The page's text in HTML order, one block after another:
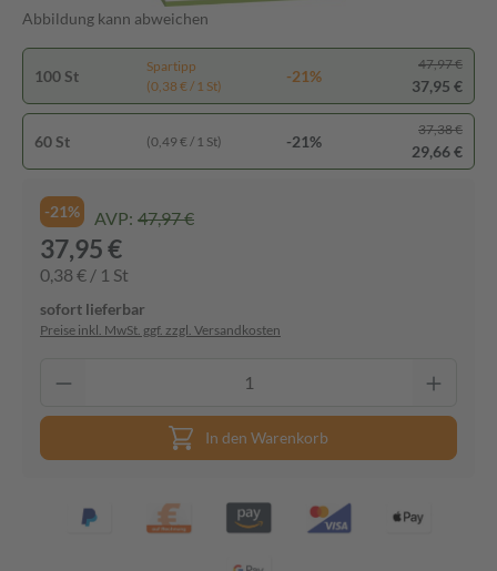
Abbildung kann abweichen
100 St
Spartipp
(0,38 € / 1 St)
-21%
47,97 €
37,95 €
60 St (0,49 € / 1 St) -21%
37,38 €
29,66 €
-21% AVP: 47,97 €
37,95 €
0,38 € / 1 St
sofort lieferbar
Preise inkl. MwSt. ggf. zzgl. Versandkosten
In den Warenkorb